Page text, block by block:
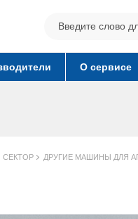
О сервисе
ДРУГИЕ МАШИНЫ ДЛЯ